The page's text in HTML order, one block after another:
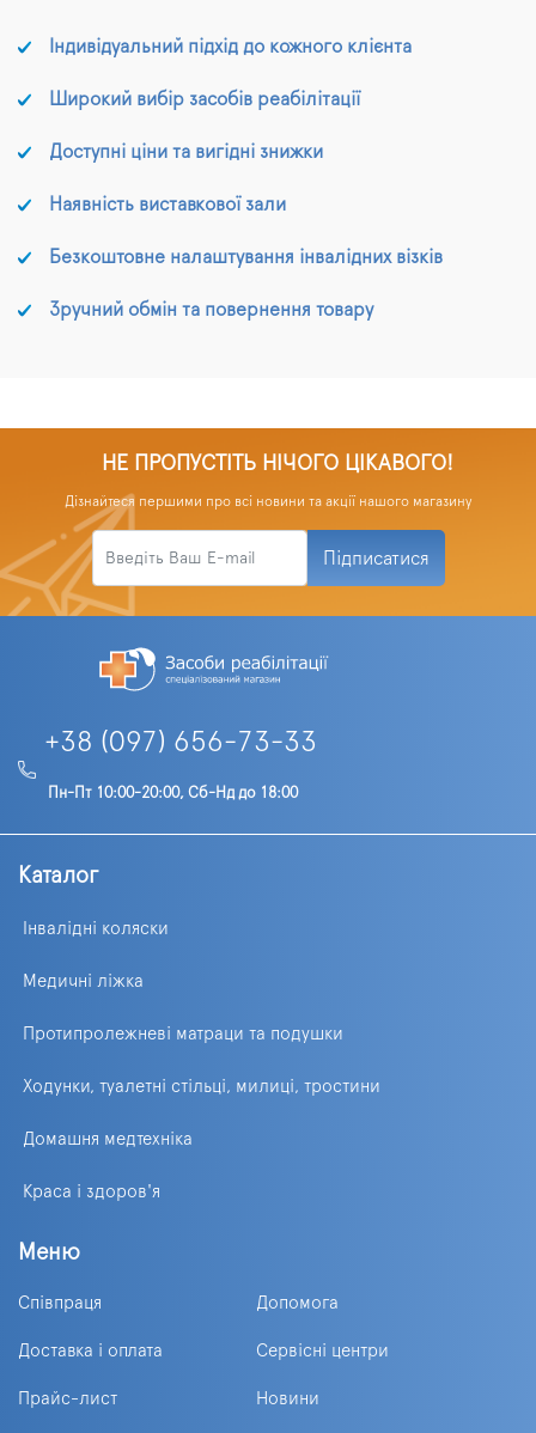
Індивідуальний підхід до кожного клієнта
Широкий вибір засобів реабілітації
Доступні ціни та вигідні знижки
Наявність виставкової зали
Безкоштовне налаштування інвалідних візків
Зручний обмін та повернення товару
НЕ ПРОПУСТІТЬ НІЧОГО ЦІКАВОГО!
Дізнайтеся першими про всі новини та акції нашого магазину
Підписатися
+38 (097) 656-73-33
Пн-Пт 10:00-20:00, Сб-Нд до 18:00
Каталог
Інвалідні коляски
Медичні ліжка
Протипролежневі матраци та подушки
Ходунки, туалетні стільці, милиці, тростини
Домашня медтехніка
Краса і здоров'я
Меню
Співпраця Допомога
Доставка і оплата Сервісні центри
Прайс-лист Новини